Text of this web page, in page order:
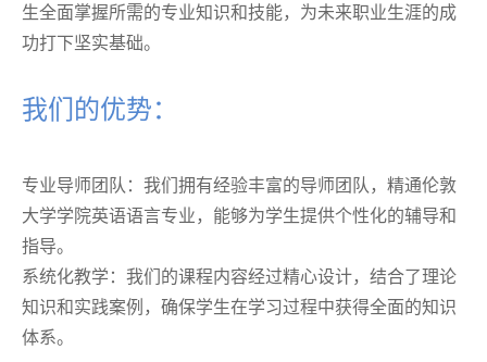
生全面掌握所需的专业知识和技能，为未来职业生涯的成
功打下坚实基础。
我们的优势：
专业导师团队：我们拥有经验丰富的导师团队，精通伦敦
大学学院英语语言专业，能够为学生提供个性化的辅导和
指导。
系统化教学：我们的课程内容经过精心设计，结合了理论
知识和实践案例，确保学生在学习过程中获得全面的知识
体系。